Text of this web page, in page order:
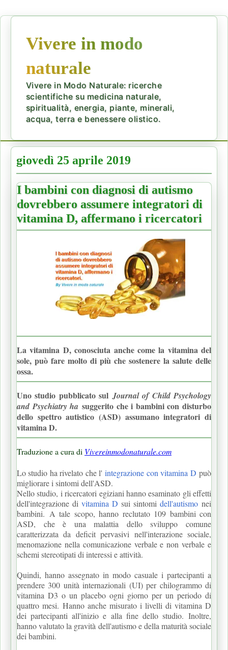
Vivere in modo
naturale
Vivere in Modo Naturale: ricerche
scientifiche su medicina naturale,
spiritualità, energia, piante, minerali,
acqua, terra e benessere olistico.
giovedì 25 aprile 2019
I bambini con diagnosi di autismo
dovrebbero assumere integratori di
vitamina D, affermano i ricercatori
La vitamina D, conosciuta anche come la vitamina del
sole, può fare molto di più che sostenere la salute delle
ossa.
Uno studio pubblicato sul Journal of Child Psychology
and Psychiatry ha suggerito che i bambini con disturbo
dello spettro autistico (ASD) assumano integratori di
vitamina D.
Traduzione a cura di Vivereinmodonaturale.com
Lo studio ha rivelato che l'integrazione con vitamina D può
migliorare i sintomi dell'ASD.
Nello studio, i ricercatori egiziani hanno esaminato gli effetti
dell'integrazione divitamina D sui sintomidell'autismo nei
bambini. A tale scopo, hanno reclutato 109 bambini con
ASD, che è una malattia dello sviluppo comune
caratterizzata da deficit pervasivi nell'interazione sociale,
menomazione nella comunicazione verbale e non verbale e
schemi stereotipati di interessi e attività.
Quindi, hanno assegnato in modo casuale i partecipanti a
prendere 300 unità internazionali (UI) per chilogrammo di
vitamina D3 o un placebo ogni giorno per un periodo di
quattro mesi. Hanno anche misurato i livelli di vitamina D
dei partecipanti all'inizio e alla fine dello studio. Inoltre,
hanno valutato la gravità dell'autismo e della maturità sociale
dei bambini.